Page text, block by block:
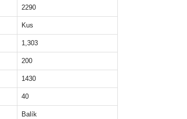
2290
Kus
1,303
200
1430
40
Balík